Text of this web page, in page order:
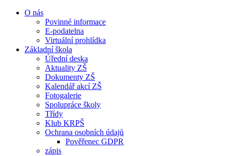
O nás
Povinné informace
E-podatelna
Virtuální prohlídka
Základní škola
Úřední deska
Aktuality ZŠ
Dokumenty ZŠ
Kalendář akcí ZŠ
Fotogalerie
Spolupráce školy
Třídy
Klub KRPŠ
Ochrana osobních údajů
Pověřenec GDPR
zápis